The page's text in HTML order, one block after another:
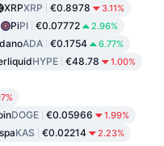
XRPXRP €0.8978 3.11%
PiPI €0.07772 2.96%
ADA €0.1754 6.77%
HYPE €48.78 1.00%
DOGE €0.05966 1.99%
KAS €0.02214 2.23%